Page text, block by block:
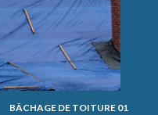
BÂCHAGE DE TOITURE 01